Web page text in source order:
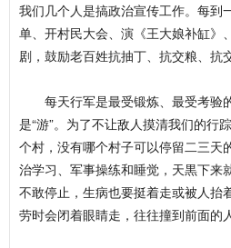
我们几个人是搞政治宣传工作。每到
单、开村民大会、演《王大娘补缸》
剧，鼓励老百姓抗抽丁、抗交粮、抗
每天行军是最受锻炼、最受考验
是“游”。为了不让敌人摸清我们的行
个村，没有哪个村子可以停留二三天
治学习、军事操练和睡觉，天黒下来
不敢停止，生病也要挺着走或被人抬
劳时会闭着眼睛走，往往撞到前面的人